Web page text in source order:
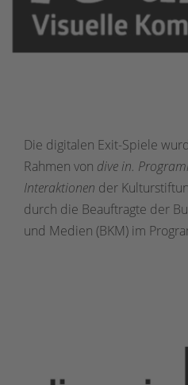
Die digitalen Exit-Spiele
Rahmen von dive in.
Interaktionen der
durch die Beauftragte der
und Medien (BKM) im